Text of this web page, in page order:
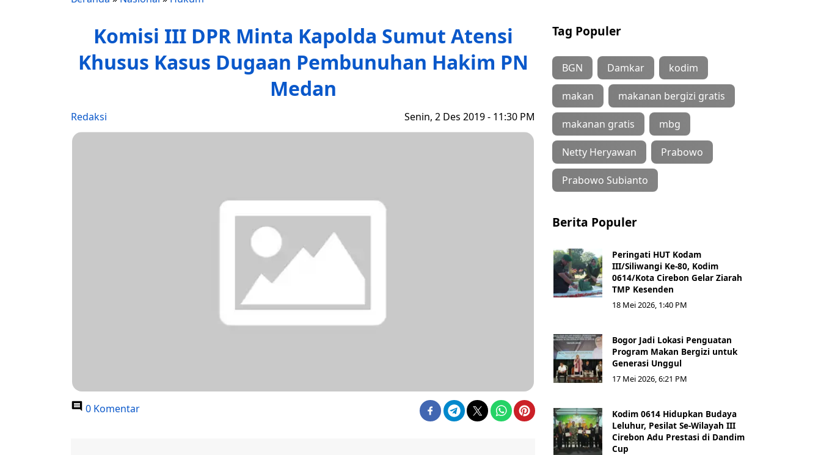
Komisi III DPR Minta Kapolda Sumut Atensi
Khusus Kasus Dugaan Pembunuhan Hakim PN
Medan
Redaksi Senin, 2 Des 2019 - 11:30 PM
0 Komentar
Tag Populer
BGN Damkar kodim
makan makanan bergizi gratis
makanan gratis mbg
Netty Heryawan Prabowo
Prabowo Subianto
Berita Populer
Peringati HUT Kodam
III/Siliwangi Ke-80, Kodim
0614/Kota Cirebon Gelar Ziarah
TMP Kesenden
18 Mei 2026, 1:40 PM
Bogor Jadi Lokasi Penguatan
Program Makan Bergizi untuk
Generasi Unggul
17 Mei 2026, 6:21 PM
Kodim 0614 Hidupkan Budaya
Leluhur, Pesilat Se-Wilayah III
Cirebon Adu Prestasi di Dandim
Cup